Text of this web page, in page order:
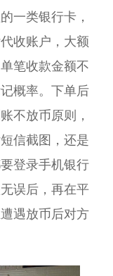
一类银行卡，
收账户，大额
笔收款金额不
概率。下单后
不放币原则，
信截图，还是
登录手机银行
误后，再在平
遇放币后对方